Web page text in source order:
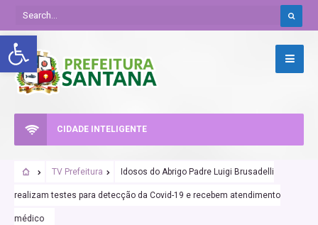
Abrir a barra de ferramentas
CIDADE INTELIGENTE
TV Prefeitura Idosos do Abrigo Padre Luigi Brusadelli
realizam testes para detecção da Covid-19 e recebem atendimento
médico